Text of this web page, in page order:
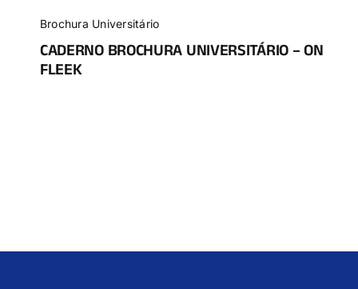
Brochura Universitário
CADERNO BROCHURA UNIVERSITÁRIO – ON
FLEEK